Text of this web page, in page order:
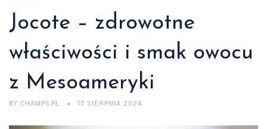
Jocote – zdrowotne
właściwości i smak owocu
z Mesoameryki
BY CHAMPS.PL 17 SIERPNIA 2024